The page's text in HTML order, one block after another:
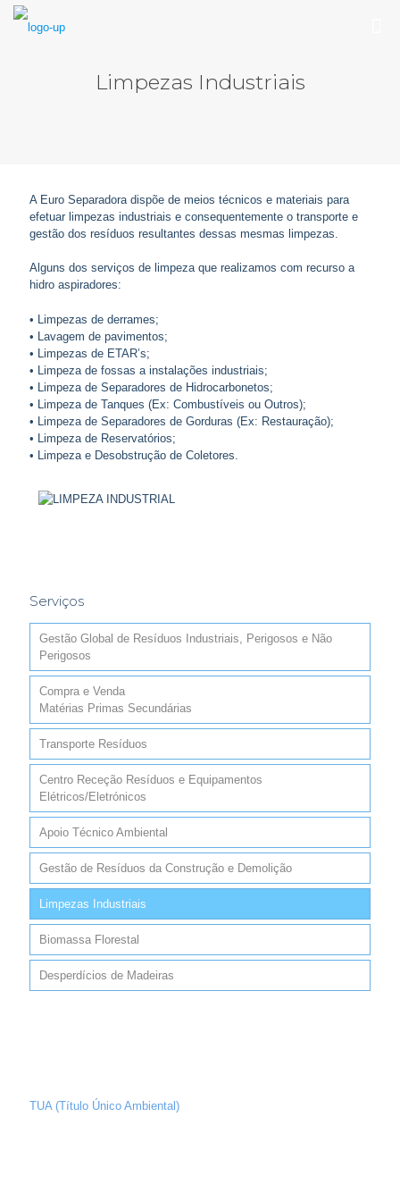
Limpezas Industriais
A Euro Separadora dispõe de meios técnicos e materiais para
efetuar limpezas industriais e consequentemente o transporte e
gestão dos resíduos resultantes dessas mesmas limpezas.
Alguns dos serviços de limpeza que realizamos com recurso a
hidro aspiradores:
• Limpezas de derrames;
• Lavagem de pavimentos;
• Limpezas de ETAR’s;
• Limpeza de fossas a instalações industriais;
• Limpeza de Separadores de Hidrocarbonetos;
• Limpeza de Tanques (Ex: Combustíveis ou Outros);
• Limpeza de Separadores de Gorduras (Ex: Restauração);
• Limpeza de Reservatórios;
• Limpeza e Desobstrução de Coletores.
Serviços
Gestão Global de Resíduos Industriais, Perigosos e Não
Perigosos
Compra e Venda
Matérias Primas Secundárias
Transporte Resíduos
Centro Receção Resíduos e Equipamentos
Elétricos/Eletrónicos
Apoio Técnico Ambiental
Gestão de Resíduos da Construção e Demolição
Limpezas Industriais
Biomassa Florestal
Desperdícios de Madeiras
TUA (Título Único Ambiental)